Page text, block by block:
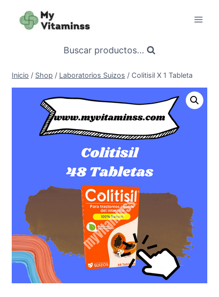
contenido
Buscar productos...
Inicio / Shop / Laboratorios Suizos / Colitisil X 1 Tableta